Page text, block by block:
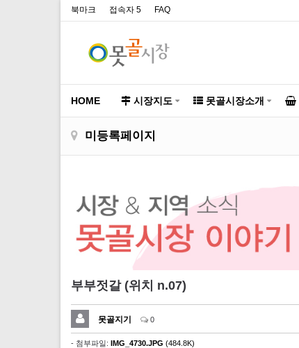
북마크 접속자 5 FAQ
HOME 시장지도 못골시장소개
미등록페이지
부부젓갈 (위치 n.07)
못골지기 0
- 첨부파일: IMG_4730.JPG (484.8K)